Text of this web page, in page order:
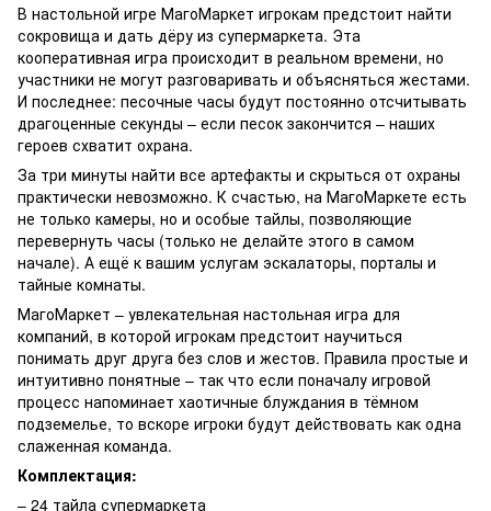
В настольной игре МагоМаркет игрокам предстоит найти
сокровища и дать дёру из супермаркета. Эта
кооперативная игра происходит в реальном времени, но
участники не могут разговаривать и объясняться жестами.
И последнее: песочные часы будут постоянно отсчитывать
драгоценные секунды – если песок закончится – наших
героев схватит охрана.
За три минуты найти все артефакты и скрыться от охраны
практически невозможно. К счастью, на МагоМаркете есть
не только камеры, но и особые тайлы, позволяющие
перевернуть часы (только не делайте этого в самом
начале). А ещё к вашим услугам эскалаторы, порталы и
тайные комнаты.
МагоМаркет – увлекательная настольная игра для
компаний, в которой игрокам предстоит научиться
понимать друг друга без слов и жестов. Правила простые и
интуитивно понятные – так что если поначалу игровой
процесс напоминает хаотичные блуждания в тёмном
подземелье, то вскоре игроки будут действовать как одна
слаженная команда.
Комплектация:
– 24 тайла супермаркета